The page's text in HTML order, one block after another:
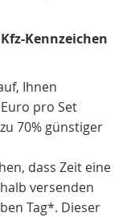
Kennzeichen
Ihnen
pro Set
70% günstiger
dass Zeit eine
versenden
Tag*. Dieser